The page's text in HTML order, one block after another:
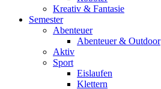
Kreativ & Fantasie
Semester
Abenteuer
Abenteuer & Outdoor
Aktiv
Sport
Eislaufen
Klettern